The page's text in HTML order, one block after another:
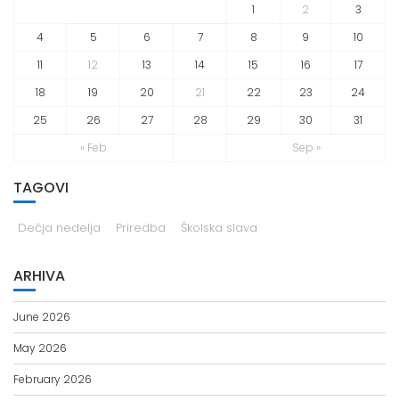
« Feb Sep »
1 2
3
4
5 6 7 8 9
10
11
12 13 14 15 16
17
18
19 20 21 22 23
24
25
26 27 28 29 30 31
TAGOVI
Dečja nedelja Priredba Školska slava
ARHIVA
June 2026
May 2026
February 2026